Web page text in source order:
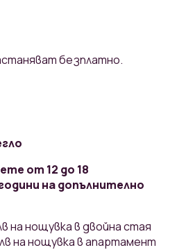
безплатно.
от 12 до 18
на допълнително
на нощувка в двойна стая
на нощувка в апартамент